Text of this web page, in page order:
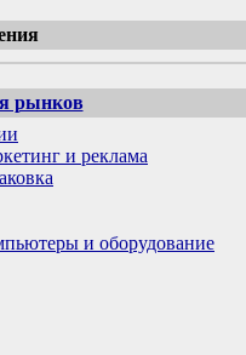
рынков
и реклама
и оборудование